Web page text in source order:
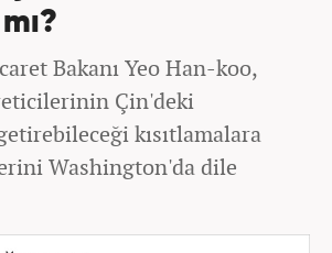
Bakanı Yeo Han-koo,
Çin'deki
kısıtlamalara
Washington'da dile